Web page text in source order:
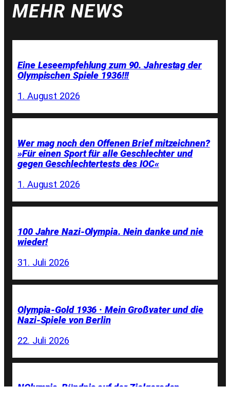
MEHR NEWS
Eine Leseempfehlung zum 90. Jahrestag der
Olympischen Spiele 1936!!!
1. August 2026
Wer mag noch den Offenen Brief mitzeichnen?
»Für einen Sport für alle Geschlechter und
gegen Geschlechtertests des IOC«
1. August 2026
100 Jahre Nazi-Olympia. Nein danke und nie
wieder!
31. Juli 2026
Olympia-Gold 1936 · Mein Großvater und die
Nazi-Spiele von Berlin
22. Juli 2026
NOlympia-Bündnis auf der Zielgeraden